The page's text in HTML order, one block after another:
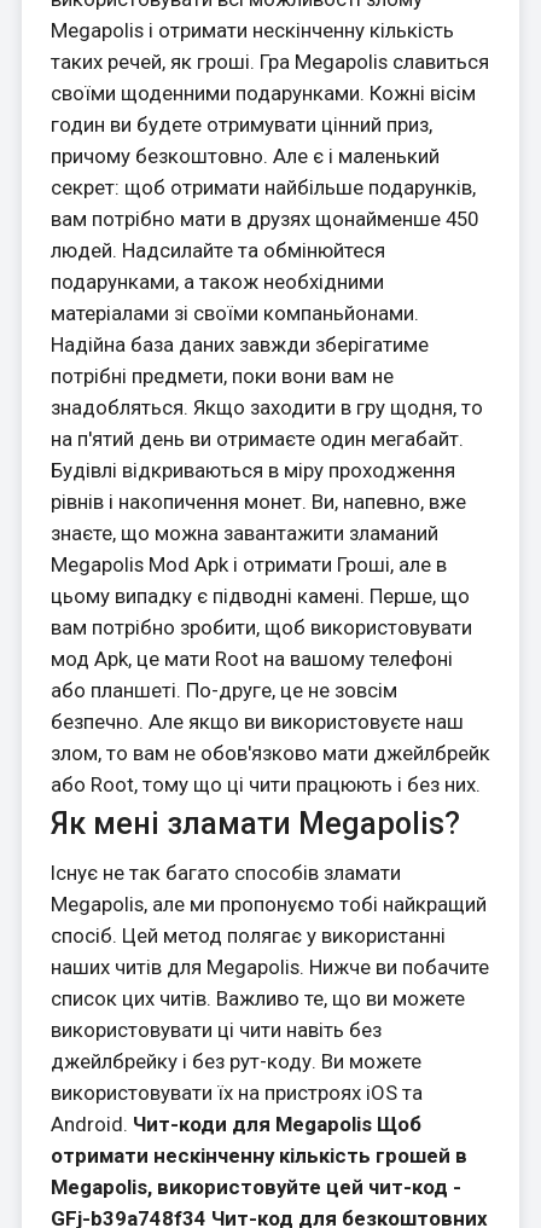
Megapolis і отримати нескінченну кількість
таких речей, як гроші. Гра Megapolis славиться
своїми щоденними подарунками. Кожні вісім
годин ви будете отримувати цінний приз,
причому безкоштовно. Але є і маленький
секрет: щоб отримати найбільше подарунків,
вам потрібно мати в друзях щонайменше 450
людей. Надсилайте та обмінюйтеся
подарунками, а також необхідними
матеріалами зі своїми компаньйонами.
Надійна база даних завжди зберігатиме
потрібні предмети, поки вони вам не
знадобляться. Якщо заходити в гру щодня, то
на п'ятий день ви отримаєте один мегабайт.
Будівлі відкриваються в міру проходження
рівнів і накопичення монет. Ви, напевно, вже
знаєте, що можна завантажити зламаний
Megapolis Mod Apk і отримати Гроші, але в
цьому випадку є підводні камені. Перше, що
вам потрібно зробити, щоб використовувати
мод Apk, це мати Root на вашому телефоні
або планшеті. По-друге, це не зовсім
безпечно. Але якщо ви використовуєте наш
злом, то вам не обов'язково мати джейлбрейк
або Root, тому що ці чити працюють і без них.
Як мені зламати Megapolis?
Існує не так багато способів зламати
Megapolis, але ми пропонуємо тобі найкращий
спосіб. Цей метод полягає у використанні
наших читів для Megapolis. Нижче ви побачите
список цих читів. Важливо те, що ви можете
використовувати ці чити навіть без
джейлбрейку і без рут-коду. Ви можете
використовувати їх на пристроях iOS та
Android. Чит-коди для Megapolis Щоб
отримати нескінченну кількість грошей в
Megapolis, використовуйте цей чит-код -
GFj-b39a748f34 Чит-код для безкоштовних